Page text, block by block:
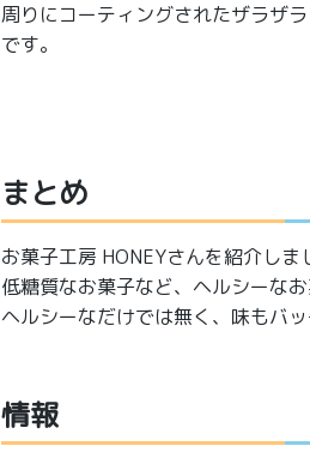
周りにコーティングされたザラザ
です。
まとめ
お菓子工房 HONEYさんを紹介しま
低糖質なお菓子など、ヘルシーな
ヘルシーなだけでは無く、味もバッ
情報